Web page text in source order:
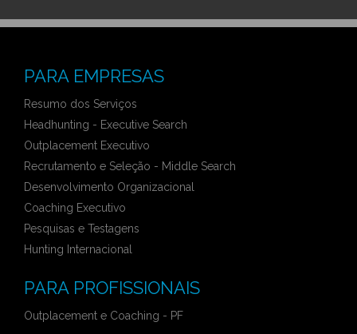
PARA EMPRESAS
Resumo dos Serviços
Headhunting - Executive Search
Outplacement Executivo
Recrutamento e Seleção - Middle Search
Desenvolvimento Organizacional
Coaching Executivo
Pesquisas e Testagens
Hunting Internacional
PARA PROFISSIONAIS
Outplacement e Coaching - PF